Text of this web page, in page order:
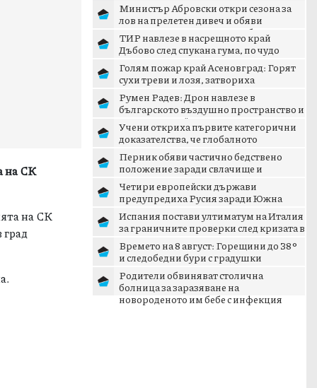
на СК
на СК
Министър Абровски откри сезона за
лов на прелетен дивеч и обяви
дигитализация на ловните б...
ТИР навлезе в насрещното край
Дъбово след спукана гума, по чудо
няма жертви
Голям пожар край Асеновград: Горят
сухи треви и лозя, затвориха
околовръстния път
Румен Радев: Дрон навлезе в
българското въздушно пространство и
се взриви край границата с...
Учени откриха първите категорични
доказателства, че глобалното
затопляне се ускорява
Перник обяви частично бедствено
положение заради свлачище и
пропаднал път
Четири европейски държави
предупредиха Русия заради Южна
Осетия
Испания постави ултиматум на Италия
за граничните проверки след кризата в
Сеута
Времето на 8 август: Горещини до 38°
и следобедни бури с градушки
Родители обвиняват столична
болница за заразяване на
новороденото им бебе с инфекция